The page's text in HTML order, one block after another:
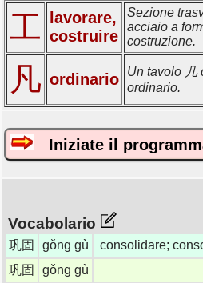
工
lavorare,
costruire
Sezione
acciaio a
costruzione.
凡 ordinario
Un tavolo 几
ordinario.
Iniziate il
Vocabolario
巩固 gǒng gù
consolidare;
巩固
gǒng gù